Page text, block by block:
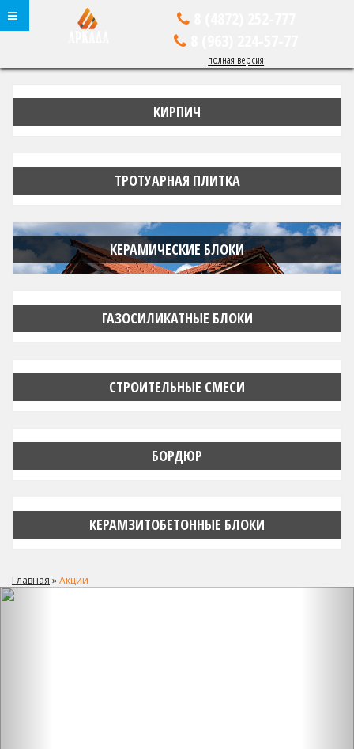
полная версия
КИРПИЧ
ТРОТУАРНАЯ ПЛИТКА
КЕРАМИЧЕСКИЕ БЛОКИ
ГАЗОСИЛИКАТНЫЕ БЛОКИ
СТРОИТЕЛЬНЫЕ СМЕСИ
БОРДЮР
КЕРАМЗИТОБЕТОННЫЕ БЛОКИ
Главная »Акции